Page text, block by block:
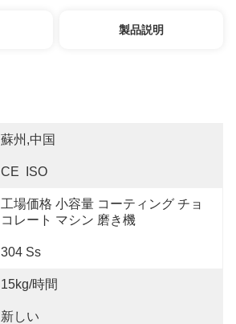
製品説明
蘇州,中国
CE  ISO
工場価格 小容量 コーティング チョ
コレート マシン 磨き機
304 Ss
15kg/時間
新しい